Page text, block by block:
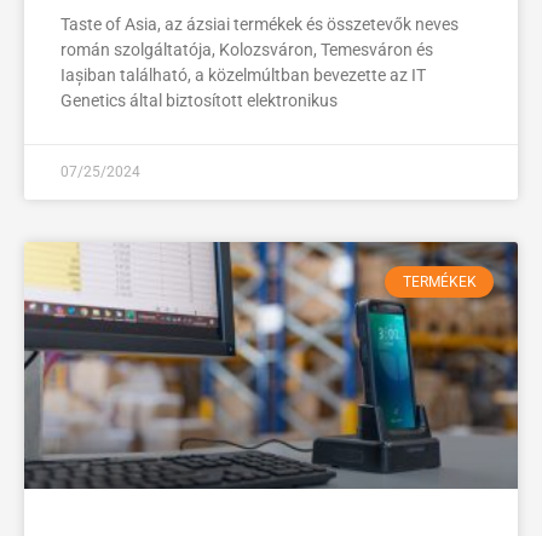
Taste of Asia, az ázsiai termékek és összetevők neves
román szolgáltatója, Kolozsváron, Temesváron és
Iașiban található, a közelmúltban bevezette az IT
Genetics által biztosított elektronikus
07/25/2024
TERMÉKEK